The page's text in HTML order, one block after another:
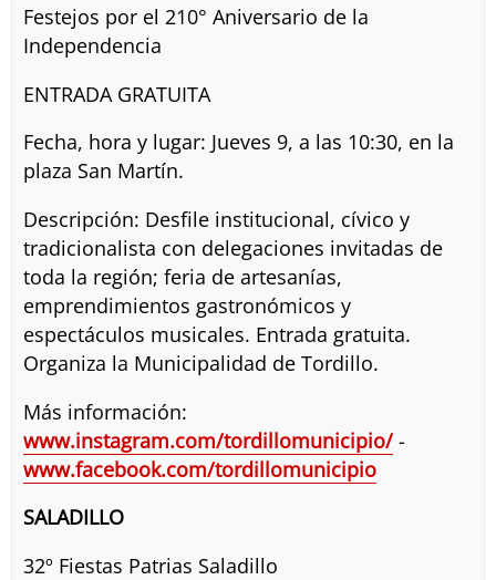
Festejos por el 210° Aniversario de la
Independencia
ENTRADA GRATUITA
Fecha, hora y lugar: Jueves 9, a las 10:30, en la
plaza San Martín.
Descripción: Desfile institucional, cívico y
tradicionalista con delegaciones invitadas de
toda la región; feria de artesanías,
emprendimientos gastronómicos y
espectáculos musicales. Entrada gratuita.
Organiza la Municipalidad de Tordillo.
Más información:
www.instagram.com/tordillomunicipio/-
www.facebook.com/tordillomunicipio
SALADILLO
32º Fiestas Patrias Saladillo